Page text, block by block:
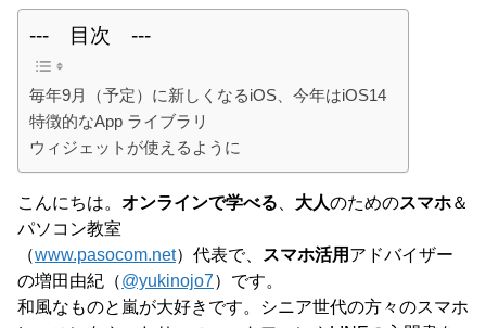
--- 目次 ---
毎年9月（予定）に新しくなるiOS、今年はiOS14
特徴的なApp ライブラリ
ウィジェットが使えるように
こんにちは。 オンラインで学べる 大人のためのスマホ＆
パソコン教室
（www.pasocom.net）代表で、 スマホ活用 アドバイザー
の増田由紀（@yukinojo7）です。
和風なものと嵐が大好きです。シニア世代の方々のスマホ